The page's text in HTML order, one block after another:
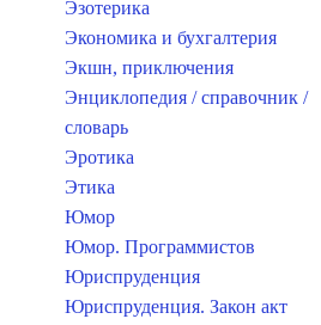
Эзотерика
Экономика и бухгалтерия
Экшн, приключения
Энциклопедия / справочник /
словарь
Эротика
Этика
Юмор
Юмор. Программистов
Юриспруденция
Юриспруденция. Закон акт